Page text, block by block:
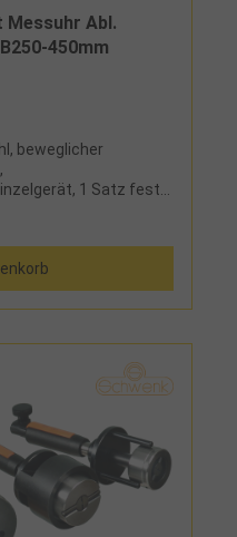
Abl.
450mm
beweglicher
1 Satz feste,
und Etui